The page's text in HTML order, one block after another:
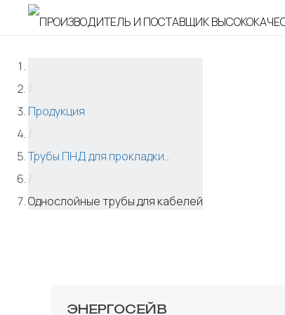
/
Продукция
/
Трубы ПНД для прокладки...
/
Однослойные трубы для кабелей
ЭНЕРГОСЕЙВ